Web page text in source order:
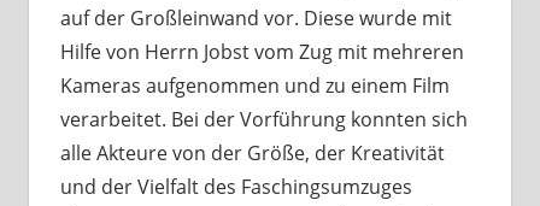
auf der Großleinwand vor. Diese wurde mit
Hilfe von Herrn Jobst vom Zug mit mehreren
Kameras aufgenommen und zu einem Film
verarbeitet. Bei der Vorführung konnten sich
alle Akteure von der Größe, der Kreativität
und der Vielfalt des Faschingsumzuges